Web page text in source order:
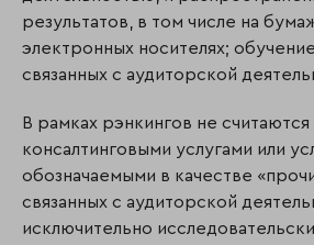
результатов, в том числе на
электронных носителях; обучение
связанных с аудиторской
В рамках рэнкингов не считаются
консалтинговыми услугами или
обозначаемыми в качестве
связанных с аудиторской
исключительно